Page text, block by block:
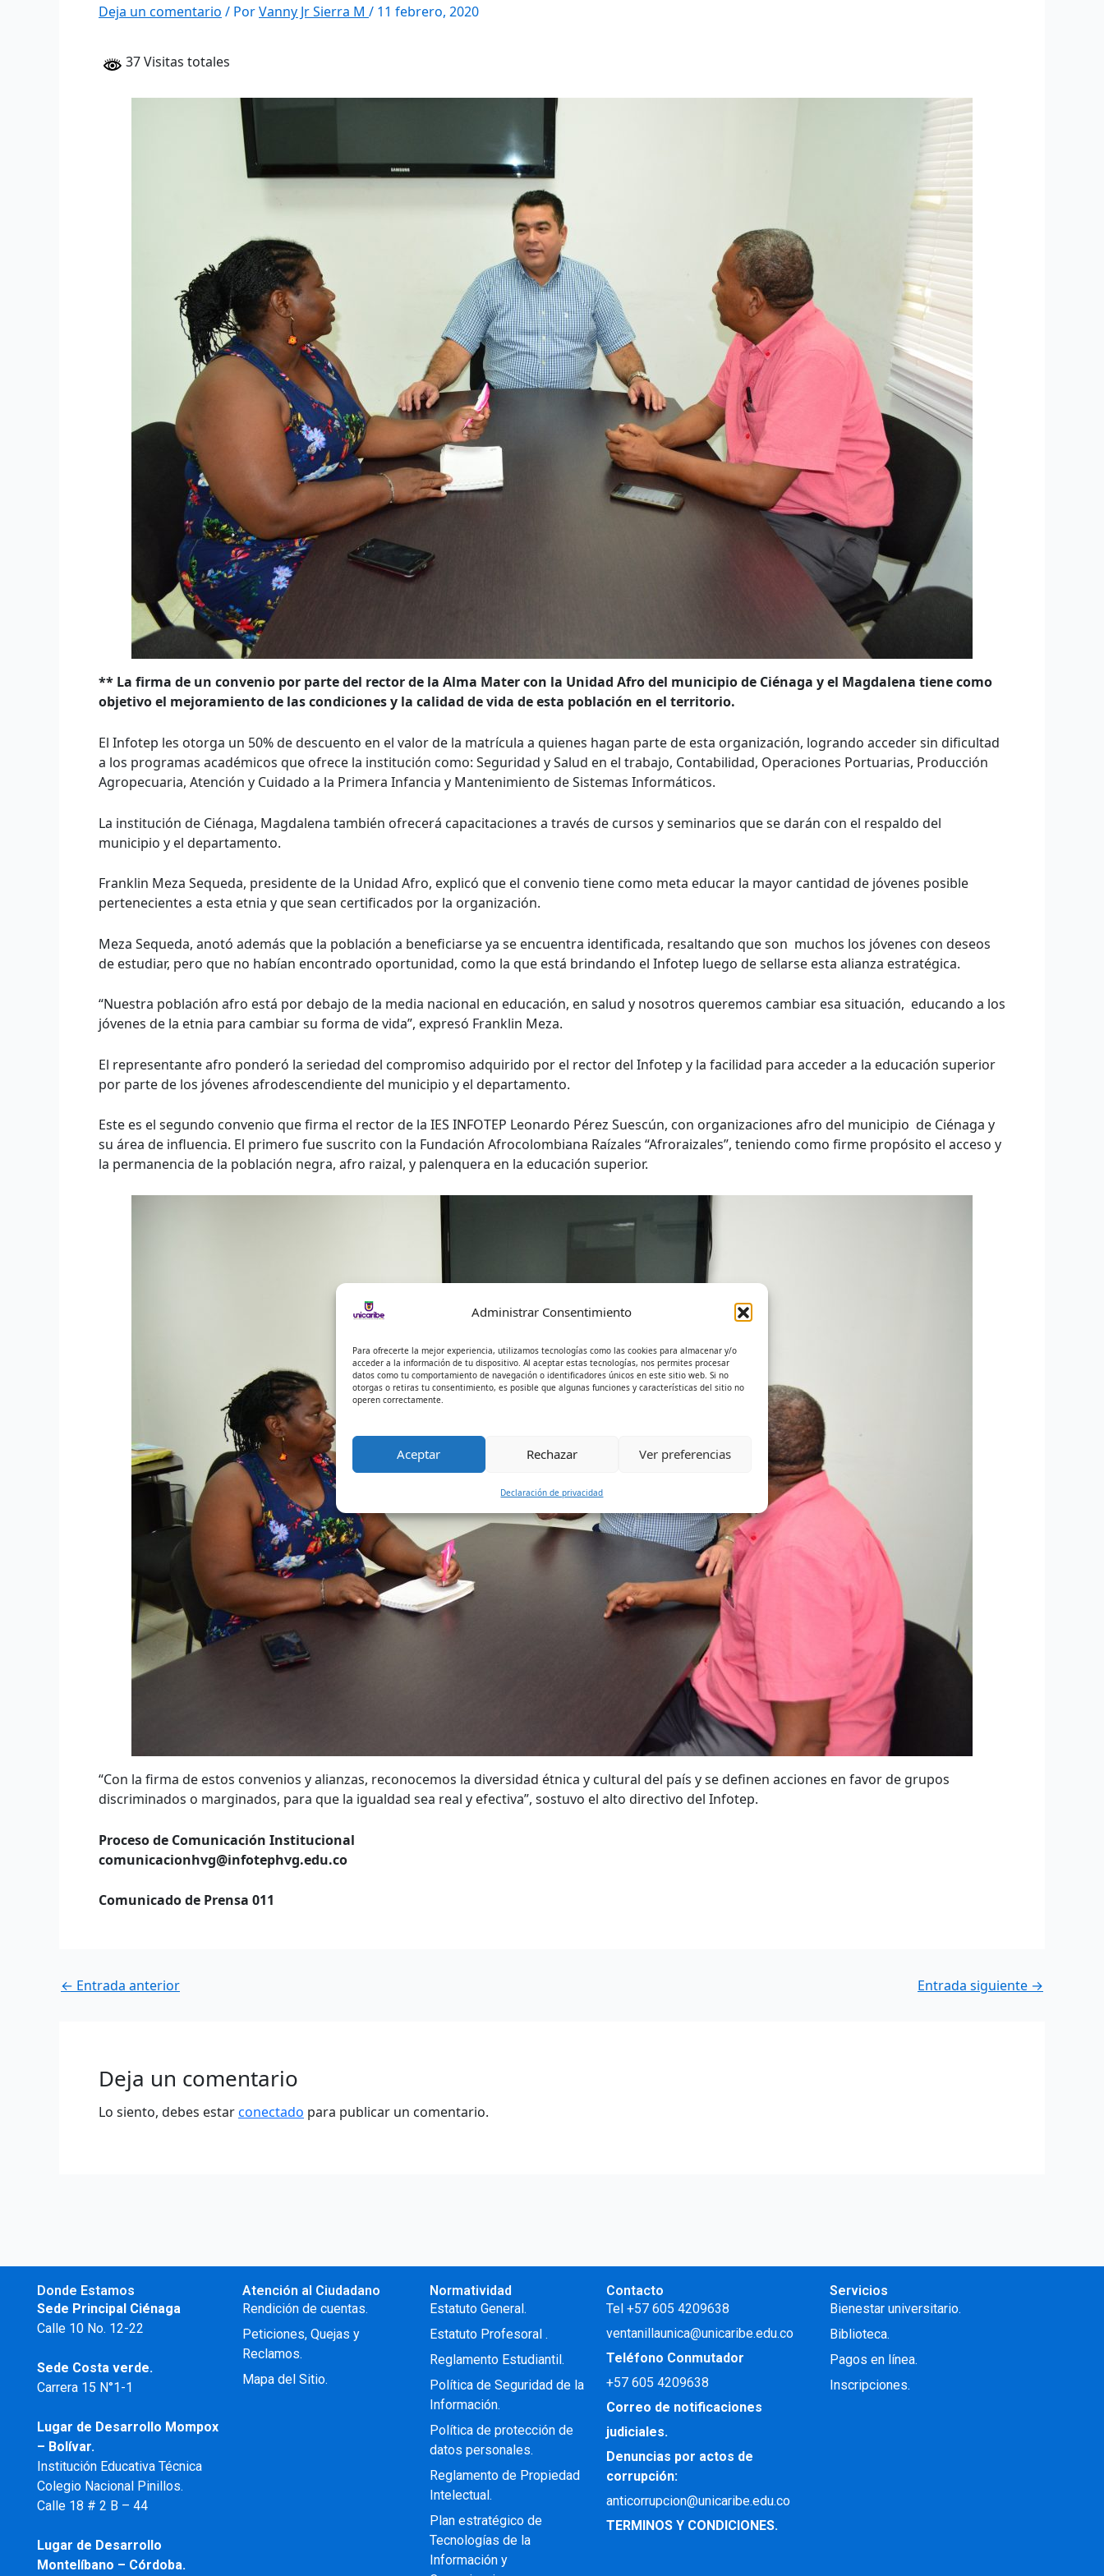
Administrar Consentimiento
Para ofrecerte la mejor experiencia, utilizamos tecnologías como las cookies para almacenar y/o
acceder a la información de tu dispositivo. Al aceptar estas tecnologías, nos permites procesar
datos como tu comportamiento de navegación o identificadores únicos en este sitio web. Si no
otorgas o retiras tu consentimiento, es posible que algunas funciones y características del sitio no
operen correctamente.
Aceptar Rechazar Ver preferencias
Declaración de privacidad
Deja un comentario / PorVanny Jr Sierra M / 11 febrero, 2020
37 Visitas totales
** La firma de un convenio por parte del rector de la Alma Mater con la Unidad Afro del municipio de Ciénaga y el Magdalena tiene como
objetivoel mejoramiento de las condiciones y la calidad de vida de esta población en el territorio.
El Infotep les otorga un 50% de descuento en el valor de la matrícula a quienes hagan parte de esta organización, logrando acceder sin dificultad
a los programas académicos que ofrece la institución como: Seguridad y Salud en el trabajo, Contabilidad, Operaciones Portuarias, Producción
Agropecuaria, Atención y Cuidado a la Primera Infancia y Mantenimiento de Sistemas Informáticos.
La institución de Ciénaga, Magdalena también ofrecerá capacitaciones a través de cursos y seminarios que se darán con el respaldo del
municipio y el departamento.
Franklin Meza Sequeda, presidente de la Unidad Afro, explicó que el convenio tiene como meta educar la mayor cantidad de jóvenes posible
pertenecientes a esta etnia y que sean certificados por la organización.
Meza Sequeda, anotó además que la población a beneficiarse ya se encuentra identificada, resaltando que son muchos los jóvenes con deseos
de estudiar, pero que no habían encontrado oportunidad, como la que está brindando el Infotep luego de sellarse esta alianza estratégica.
“Nuestra población afro está por debajo de la media nacional en educación, en salud y nosotros queremos cambiar esa situación, educando a los
jóvenes de la etnia para cambiar su forma de vida”, expresó Franklin Meza.
El representante afro ponderó la seriedad del compromiso adquirido por el rector del Infotep y la facilidad para acceder a la educación superior
por parte de los jóvenes afrodescendiente del municipio y el departamento.
Este es el segundo convenio que firma el rector de la IES INFOTEP Leonardo Pérez Suescún, con organizaciones afro del municipio de Ciénaga y
su área de influencia. El primero fue suscrito con la Fundación Afrocolombiana Raízales “Afroraizales”, teniendo como firme propósito el acceso y
la permanencia de la población negra, afro raizal, y palenquera en la educación superior.
“Con la firma de estos convenios y alianzas, reconocemos la diversidad étnica y cultural del país y se definen acciones en favor de grupos
discriminados o marginados, para que la igualdad sea real y efectiva”, sostuvo el alto directivo del Infotep.
Proceso de Comunicación Institucional
comunicacionhvg@infotephvg.edu.co
Comunicado de Prensa 011
← Entrada anterior Entrada siguiente →
Deja un comentario
Lo siento, debes estarconectado para publicar un comentario.
Donde Estamos
Sede Principal Ciénaga
Calle 10 No. 12-22
Sede Costa verde.
Carrera 15 N°1-1
Lugar de Desarrollo Mompox
– Bolívar.
Institución Educativa Técnica
Colegio Nacional Pinillos.
Calle 18 # 2 B – 44
Lugar de Desarrollo
Montelíbano – Córdoba.
Atención al Ciudadano
Rendición de cuentas.
Peticiones, Quejas y
Reclamos.
Mapa del Sitio.
Normatividad
Estatuto General.
Estatuto Profesoral .
Reglamento Estudiantil.
Política de Seguridad de la
Información.
Política de protección de
datos personales.
Reglamento de Propiedad
Intelectual .
Plan estratégico de
Tecnologías de la
Información y
Contacto
Tel +57 605 4209638
ventanillaunica@unicaribe.edu.co
Teléfono Conmutador
+57605 4209638
Correo de notificaciones
judiciales.
Denuncias por actos de
corrupción:
anticorrupcion@unicaribe.edu.co
TERMINOS Y CONDICIONES.
Servicios
Bienestar universitario.
Biblioteca.
Pagos en línea.
Inscripciones.